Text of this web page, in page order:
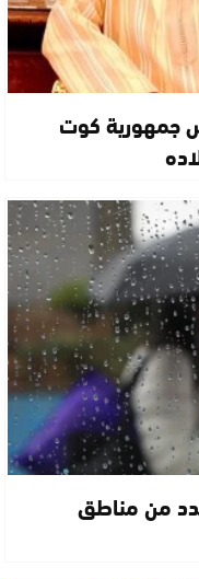
جمهورية كوت
من مناطق